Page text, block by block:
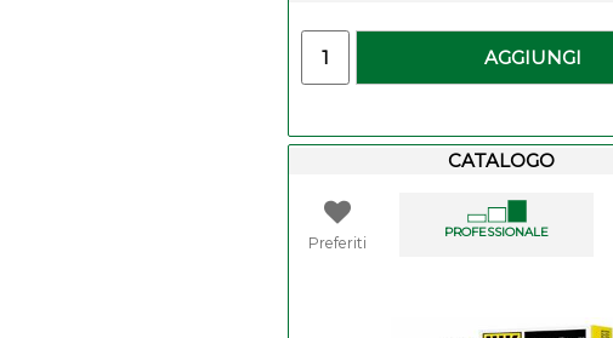
AGGIUNGI
CATALOGO
Preferiti
PROFESSIONALE